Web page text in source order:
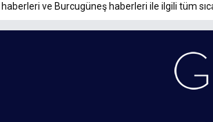
haberleri ve Burcugüneş haberleri ile ilgili tüm